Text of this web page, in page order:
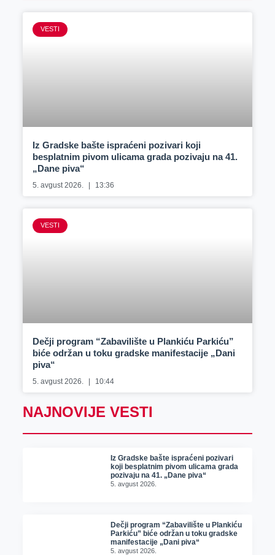
VESTI
Iz Gradske bašte ispraćeni pozivari koji
besplatnim pivom ulicama grada pozivaju na 41.
„Dane piva“
5. avgust 2026. 13:36
VESTI
Dečji program “Zabavilište u Plankiću Parkiću”
biće održan u toku gradske manifestacije „Dani
piva“
5. avgust 2026. 10:44
NAJNOVIJE VESTI
Iz Gradske bašte ispraćeni pozivari
koji besplatnim pivom ulicama grada
pozivaju na 41. „Dane piva“
5. avgust 2026.
Dečji program “Zabavilište u Plankiću
Parkiću” biće održan u toku gradske
manifestacije „Dani piva“
5. avgust 2026.